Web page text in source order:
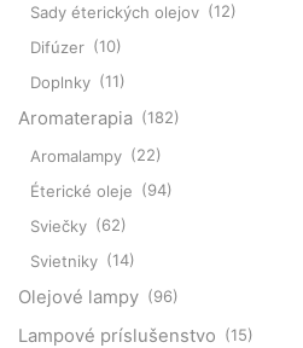
Sady éterických olejov (12)
Difúzer (10)
Doplnky (11)
Aromaterapia (182)
Aromalampy (22)
Éterické oleje (94)
Sviečky (62)
Svietniky (14)
Olejové lampy (96)
Lampové príslušenstvo (15)